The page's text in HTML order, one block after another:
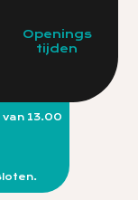
Openings
tijden
13.00